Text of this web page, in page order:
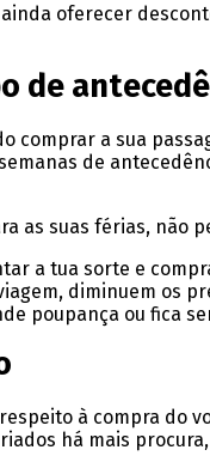
oferecer
de
comprar a sua
de
as suas férias,
a tua sorte e
diminuem os
poupança ou fica
à compra do
há mais